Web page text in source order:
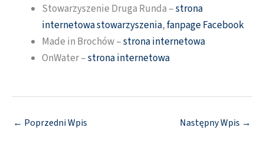
Stowarzyszenie Druga Runda –strona
internetowa stowarzyszenia,fanpage Facebook
Made in Brochów –strona internetowa
OnWater –strona internetowa
← Poprzedni Wpis Następny Wpis →